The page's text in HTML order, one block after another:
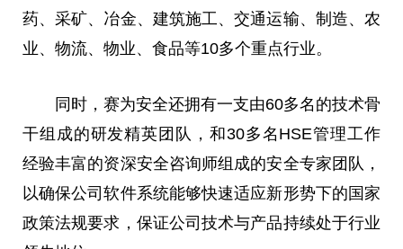
药、采矿、冶金、建筑施工、交通运输、制造、农
业、物流、物业、食品等10多个重点行业。
同时，赛为安全还拥有一支由60多名的技术骨
干组成的研发精英团队，和30多名HSE管理工作
经验丰富的资深安全咨询师组成的安全专家团队，
以确保公司软件系统能够快速适应新形势下的国家
政策法规要求，保证公司技术与产品持续处于行业